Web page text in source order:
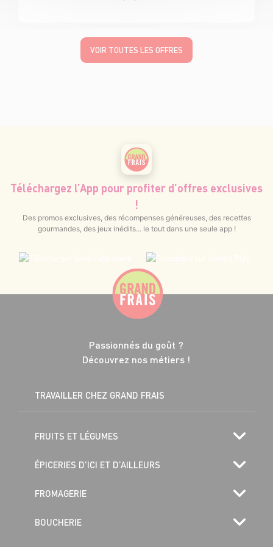
VOIR TOUTES LES OFFRES
Téléchargez l’App pour profiter d’offres exclusives
!
Des promos exclusives, des récompenses généreuses, des recettes
gourmandes, des jeux inédits... le tout dans une seule app !
Passionnés du goût ?
Découvrez nos métiers !
TRAVAILLER CHEZ GRAND FRAIS
FRUITS ET LÉGUMES
ÉPICERIES D’ICI ET D’AILLEURS
FROMAGERIE
BOUCHERIE